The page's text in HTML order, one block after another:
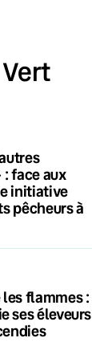
face aux
initiative
pêcheurs à
flammes :
ses éleveurs